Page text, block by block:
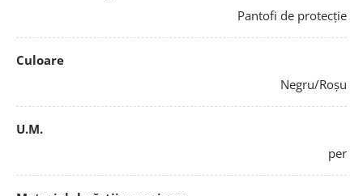
Pantofi de protecție
Culoare
Negru/Roşu
U.M.
per